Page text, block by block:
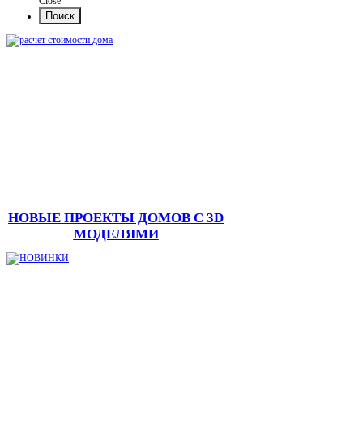
НОВЫЕ ПРОЕКТЫ ДОМОВ С 3D
МОДЕЛЯМИ